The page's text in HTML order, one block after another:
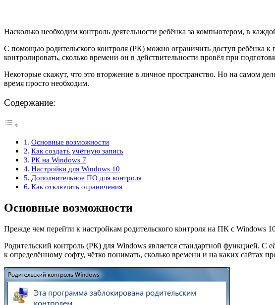
Насколько необходим контроль деятельности ребёнка за компьютером, в
С помощью родительского контроля (РК) можно ограничить доступ ребёнка
контролировать, сколько времени он в действительности провёл при
Некоторые скажут, что это вторжение в личное пространство. Но на самом
время просто необходим.
Содержание:
Основные возможности
Как создать учётную запись
РК на Windows 7
Настройки для Windows 10
Дополнительное ПО для контроля
Как отключить ограничения
Основные возможности
Прежде чем перейти к настройкам родительского контроля на ПК с Windows
Родительский контроль (РК) для Windows является стандартной функцией.
к определённому софту, чётко понимать, сколько времени и на каких сайтах